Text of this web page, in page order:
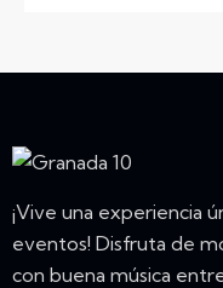
¡Vive una experiencia
eventos! Disfruta de
con buena música